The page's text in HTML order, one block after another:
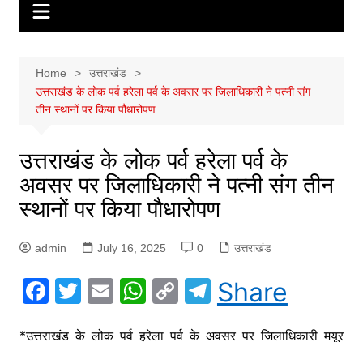
Home
उत्तराखंड
उत्तराखंड के लोक पर्व हरेला पर्व के अवसर पर जिलाधिकारी ने पत्नी संग
तीन स्थानों पर किया पौधारोपण
उत्तराखंड के लोक पर्व हरेला पर्व के
अवसर पर जिलाधिकारी ने पत्नी संग तीन
स्थानों पर किया पौधारोपण
admin July 16, 2025 0 उत्तराखंड
F T E W C T
el
Share
*उत्तराखंड के लोक पर्व हरेला पर्व के अवसर पर जिलाधिकारी मयूर